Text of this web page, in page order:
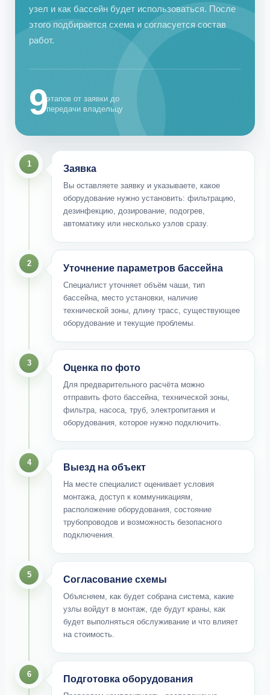
узел и как бассейн будет использоваться. После
этого подбирается схема и согласуется состав
работ.
9этапов от заявки до
передачи владельцу
1 Заявка
Вы оставляете заявку и указываете, какое
оборудование нужно установить: фильтрацию,
дезинфекцию, дозирование, подогрев,
автоматику или несколько узлов сразу.
2 Уточнение параметров бассейна
Специалист уточняет объём чаши, тип
бассейна, место установки, наличие
технической зоны, длину трасс, существующее
оборудование и текущие проблемы.
3 Оценка по фото
Для предварительного расчёта можно
отправить фото бассейна, технической зоны,
фильтра, насоса, труб, электропитания и
оборудования, которое нужно подключить.
4 Выезд на объект
На месте специалист оценивает условия
монтажа, доступ к коммуникациям,
расположение оборудования, состояние
трубопроводов и возможность безопасного
подключения.
5 Согласование схемы
Объясняем, как будет собрана система, какие
узлы войдут в монтаж, где будут краны, как
будет выполняться обслуживание и что влияет
на стоимость.
6 Подготовка оборудования